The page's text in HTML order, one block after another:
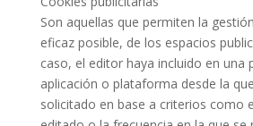
Son aquellas que permiten la
eficaz posible, de los espacios
caso, el editor haya incluido en una
aplicación o plataforma desde la
solicitado en base a criterios como